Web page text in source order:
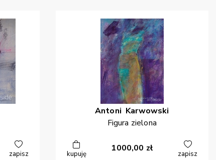
zapisz
Antoni Karwowski
Figura zielona
kupuję
1000,00 zł
zapisz